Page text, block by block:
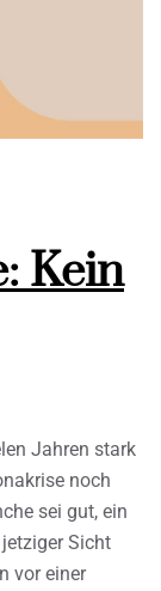
Kein
Jahren stark
noch
sei gut, ein
Sicht
vor einer